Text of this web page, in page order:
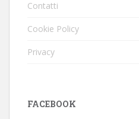
Contatti
Cookie Policy
Privacy
FACEBOOK